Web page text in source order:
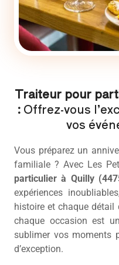
Traiteur pour
: Offrez-vous
vos
Vous préparez un
familiale ? Avec Les
particulier à Quilly
expériences
histoire et chaque détail
chaque occasion est
sublimer vos moments
d’exception.